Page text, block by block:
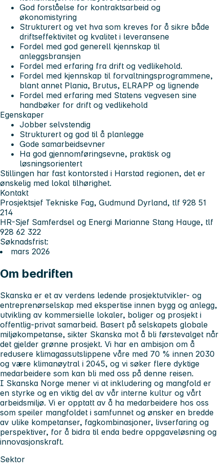
God forståelse for kontraktsarbeid og
økonomistyring
Strukturert og vet hva som kreves for å sikre både
driftseffektivitet og kvalitet i leveransene
Fordel med god generell kjennskap til
anleggsbransjen
Fordel med erfaring fra drift og vedlikehold.
Fordel med kjennskap til forvaltningsprogrammene,
blant annet Plania, Brutus, ELRAPP og lignende
Fordel med erfaring med Statens vegvesen sine
handbøker for drift og vedlikehold
Egenskaper
Jobber selvstendig
Strukturert og god til å planlegge
Gode samarbeidsevner
Ha god gjennomføringsevne, praktisk og
løsningsorientert
Stillingen har fast kontorsted i Harstad regionen, det er
ønskelig med lokal tilhørighet.
Kontakt
Prosjektsjef Tekniske Fag, Gudmund Dyrland, tlf 928 51
214
HR-Sjef Samferdsel og Energi Marianne Stang Hauge, tlf
928 62 322
Søknadsfrist:
mars 2026
Om bedriften
Skanska er et av verdens ledende prosjektutvikler- og
entreprenørselskap med ekspertise innen bygg og anlegg,
utvikling av kommersielle lokaler, boliger og prosjekt i
offentlig-privat samarbeid. Basert på selskapets globale
miljøkompetanse, sikter Skanska mot å bli førstevalget når
det gjelder grønne prosjekt. Vi har en ambisjon om å
redusere klimagassutslippene våre med 70 % innen 2030
og være klimanøytral i 2045, og vi søker flere dyktige
medarbeidere som kan bli med oss på denne reisen.
I Skanska Norge mener vi at inkludering og mangfold er
en styrke og en viktig del av vår interne kultur og vårt
arbeidsmiljø. Vi er opptatt av å ha medarbeidere hos oss
som speiler mangfoldet i samfunnet og ønsker en bredde
av ulike kompetanser, fagkombinasjoner, livserfaring og
perspektiver, for å bidra til enda bedre oppgaveløsning og
innovasjonskraft.
Sektor